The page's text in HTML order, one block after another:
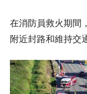
在消防員救火期間
附近封路和維持交